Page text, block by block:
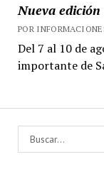
Nueva
POR
Del 7 al 10 de
importante de